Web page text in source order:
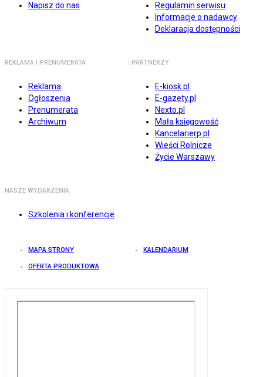
Napisz do nas
Regulamin serwisu
Informacje o nadawcy
Deklaracja dostępności
REKLAMA I PRENUMERATA
Reklama
Ogłoszenia
Prenumerata
Archiwum
PARTNERZY
E-kiosk.pl
E-gazety.pl
Nexto.pl
Mała księgowość
Kancelarierp.pl
Wieści Rolnicze
Życie Warszawy
NASZE WYDARZENIA
Szkolenia i konferencje
MAPA STRONY KALENDARIUM
OFERTA PRODUKTOWA